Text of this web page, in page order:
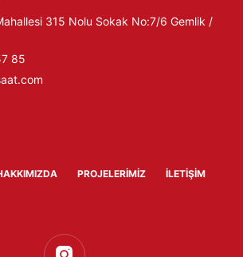
315 Nolu Sokak No:7/6 Gemlik /
85
PROJELERIMIZ İLETIŞIM